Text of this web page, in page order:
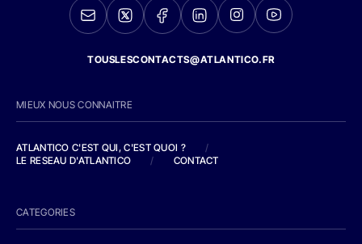
TOUSLESCONTACTS@ATLANTICO.FR
MIEUX NOUS CONNAITRE
ATLANTICO C'EST QUI, C'EST QUOI ?
/
LE RESEAU D'ATLANTICO
/ CONTACT
CATEGORIES